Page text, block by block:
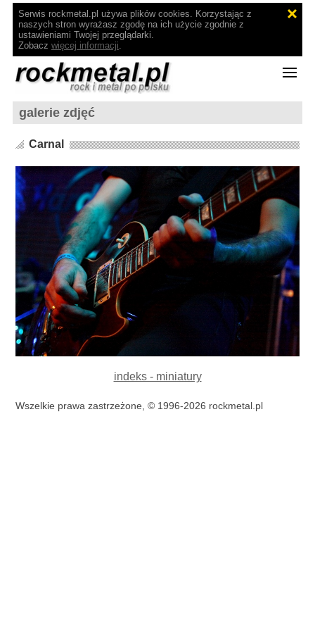
Serwis rockmetal.pl używa plików cookies. Korzystając z
naszych stron wyrażasz zgodę na ich użycie zgodnie z
ustawieniami Twojej przeglądarki.
Zobacz więcej informacji.
galerie zdjęć
Carnal
indeks - miniatury
Wszelkie prawa zastrzeżone, © 1996-2026 rockmetal.pl